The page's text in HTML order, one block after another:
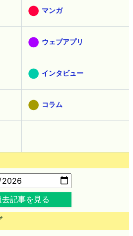
マンガ
ウェブアプリ
インタビュー
コラム
去記事を見る